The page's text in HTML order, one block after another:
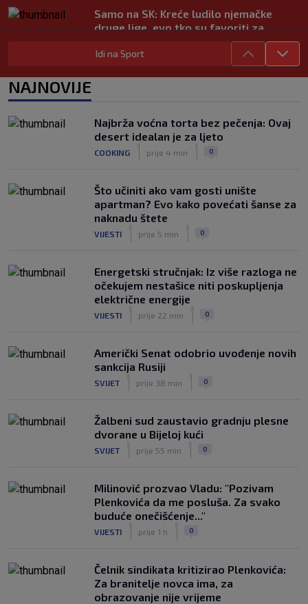
Samo na SK: Kreće ludilo njemačke
druge lige, evo tko su favoriti za
SK
|
prije 4 h
Trener Istre uoči Poljuda: Prvenstvo je
SK prije 5 h
Fruk je zbog ozljede napustio igru na
poluvremenu, u Rijeci su s pravom
SK
|
prije 5 h
Idi na Sport
NAJNOVIJE
Najbrža voćna torta bez pečenja: Ovaj
desert idealan je za ljeto
COOKING prije 4 min 0
Što učiniti ako vam gosti unište
apartman? Evo kako povećati šanse za
naknadu štete
VIJESTI prije 5 min 0
Energetski stručnjak: Iz više razloga ne
očekujem nestašice niti poskupljenja
električne energije
VIJESTI prije 22 min 0
Američki Senat odobrio uvođenje novih
sankcija Rusiji
SVIJET prije 38 min 0
Žalbeni sud zaustavio gradnju plesne
dvorane u Bijeloj kući
SVIJET prije 55 min 0
Milinović prozvao Vladu: "Pozivam
Plenkovića da me posluša. Za svako
buduće onečišćenje..."
VIJESTI prije 1 h 0
Čelnik sindikata kritizirao Plenkovića:
Za branitelje novca ima, za
obrazovanje nije vrijeme